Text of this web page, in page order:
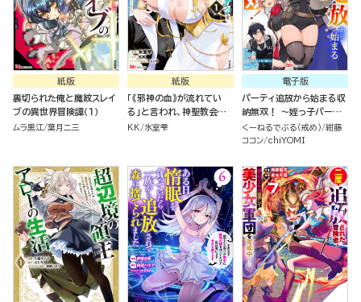
紙版
裏切られた俺と魔紋スレイ
ブの異世界冒険譚（１）
ムラ黒江 葉月二三
紙版
「《邪神の血》が流れてい
る」と言われ、神聖教会を
追放された神父です。 ～理
様も一緒についてきちゃい
ました～ （１）
KK 氷室雫
電子版
パーティ追放から始まる収
納無双！ ～姪っ子パーテ
ィといく最強ハーレム成り
上がり～ コミック版（分冊
くーねるでぶる（戒め） 紺藤
ココン chiYOMI